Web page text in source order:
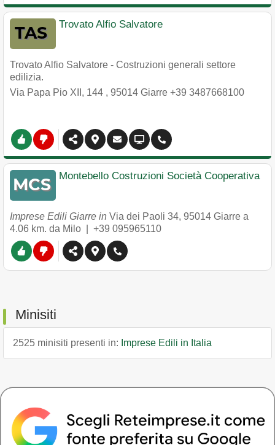
Trovato Alfio Salvatore
Trovato Alfio Salvatore - Costruzioni generali settore
edilizia.
Via Papa Pio XII, 144 , 95014 Giarre +39 3487668100
Montebello Costruzioni Società Cooperativa
Imprese Edili Giarre in Via dei Paoli 34, 95014 Giarre a
4.06 km. da Milo | +39 095965110
Minisiti
2525 minisiti presenti in: Imprese Edili in Italia